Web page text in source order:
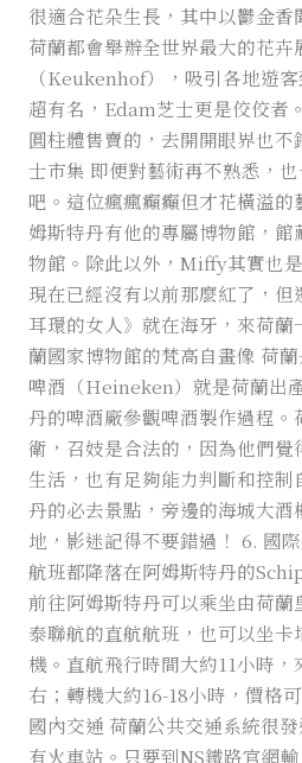
很適合花朵生長，其中以鬱金香
荷蘭都會舉辦全世界最大的花
（Keukenhof），吸引各地遊
超有名，Edam芝士更是佼佼者
圓柱體售賣的，去開開眼界也
士市集 即便對藝術再不熟悉，
吧。這位瘋瘋癲癲但才花橫溢
姆斯特丹有他的專屬博物館，
物館。除此以外，Miffy其實也
現在已經沒有以前那麼紅了，
耳環的女人》就在海牙，來荷蘭
蘭國家博物館的梵高自畫像 荷
啤酒（Heineken）就是荷蘭出
丹的啤酒廠參觀啤酒製作過程
衛，召妓是合法的，因為他們
生活，也有足夠能力判斷和控
丹的必去景點，旁邊的海城大酒
地，影迷記得不要錯過！ 6. 國
航班都降落在阿姆斯特丹的
前往阿姆斯特丹可以乘坐由荷
泰聯航的直航航班，也可以坐
機。直航飛行時間大約11小時
右；轉機大約16-18小時，價格
國內交通 荷蘭公共交通系統很
有火車站。只要到NS鐵路官網